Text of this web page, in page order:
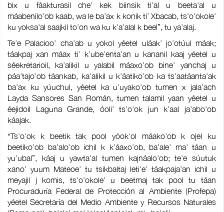
bix u fáakturasil che’ kek biinsik ti’al u beeta’al u
máabenilo’ob kaab, wa le ba’ax k konik ti’ Xbacab, ts’o’okole’
ku yoksa’al saajkil to’on wa ku k’a’alal k beel”, tu ya’alaj.
Te’e Palacioo’ cha’ab u yokol yéetel uláak’ jo’otúul máak;
táakpaj xan máax ti’ k’ube’enta’an u kananil kaaj yéetel u
séekretarioil, ka’alikil u yalabil máaxo’ob bine’ yanchaj u
páa’tajo’ob táankab, ka’alikil u k’áatiko’ob ka ts’aatáanta’ak
ba’ax ku yúuchul, yéetel ka u’uyako’ob tumen x jala’ach
Layda Sansores San Román, tumen talamil yaan yéetel u
éejidoil Laguna Grande, óoli’ ts’o’ok jun k’aal ja’abo’ob
káajak.
“Ts’o’ok k beetik tak pool yóok’ol máako’ob k ojel ku
beetiko’ob ba’alo’ob ichil k k’áaxo’ob, ba’ale’ ma’ táan u
yu’ubal”, káaj u yawta’al tumen kajnáalo’ob; te’e súutuk
xano’ yuum Mateoe’ tu tsikbaltaj leti’e’ táakpaja’an ichil u
meyajil j komis, ts’o’okole’ u beetmaj tak pool tu táan
Procuraduría Federal de Protección al Ambiente (Profepa)
yéetel Secretaría del Medio Ambiente y Recursos Naturales